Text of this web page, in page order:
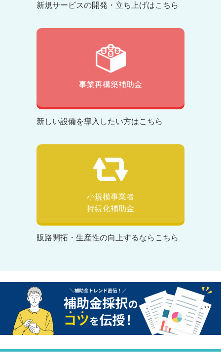
新規サービスの開発・立ち上げはこちら
事業再構築補助金
新しい設備を導入したい方はこちら
小規模事業者
持続化補助金
販路開拓・生産性の向上するならこちら